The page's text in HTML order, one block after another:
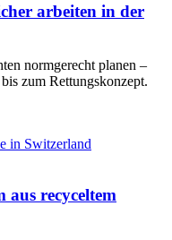
arbeiten in der
normgerecht planen –
zum Rettungskonzept.
aus recyceltem